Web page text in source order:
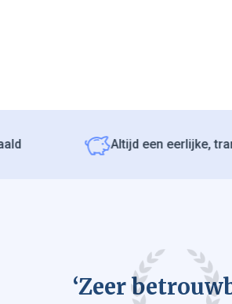
Altijd een eerlijke,
‘Zeer